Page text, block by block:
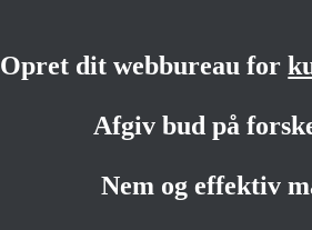
Opret dit webbureau for
Afgiv bud på
Nem og effektiv